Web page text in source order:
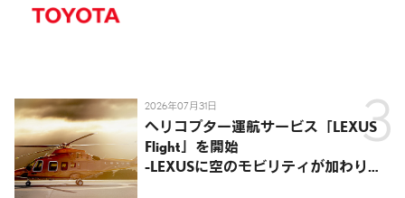
2026年07月31日
ヘリコプター運航サービス「LEXUS
Flight」を開始
-LEXUSに空のモビリティが加わり、